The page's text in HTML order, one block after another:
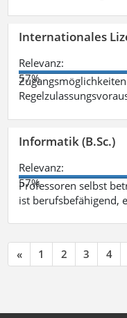
Internationales
Relevanz:
57%
Informatik (B.Sc.)
Relevanz:
57%
Professoren selbst
ist berufsbefähigend,
« 1 2 3 4